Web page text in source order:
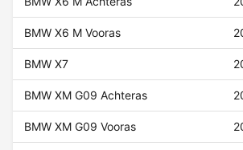
BMW X6 M Vooras
BMW X7
BMW XM G09 Achteras
BMW XM G09 Vooras